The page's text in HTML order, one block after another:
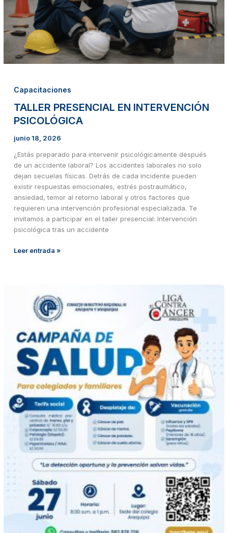
Capacitaciones
TALLER PRESENCIAL EN INTERVENCIÓN
PSICOLÓGICA
junio 18, 2026
¿Estás preparado para intervenir psicológicamente después
de un accidente laboral? Los accidentes laborales no solo
dejan secuelas físicas. Detrás de cada incidente pueden
existir respuestas emocionales, estrés postraumático,
ansiedad, temor al retorno laboral y otros factores que
requieren una intervención profesional especializada. Te
invitamos a participar en el taller presencial: Intervención
psicológica tras un accidente
Leer entrada »
SALUD